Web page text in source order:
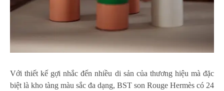
Với thiết kế gợi nhắc đến nhiều di sản của thương hiệu mà đặc
biệt là kho tàng màu sắc đa dạng, BST son Rouge Hermès có 24